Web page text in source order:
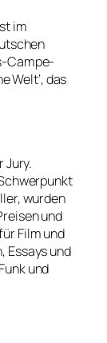
im
Campe-
Welt‘, das
Jury.
wurden
und
Film und
Essays und
und